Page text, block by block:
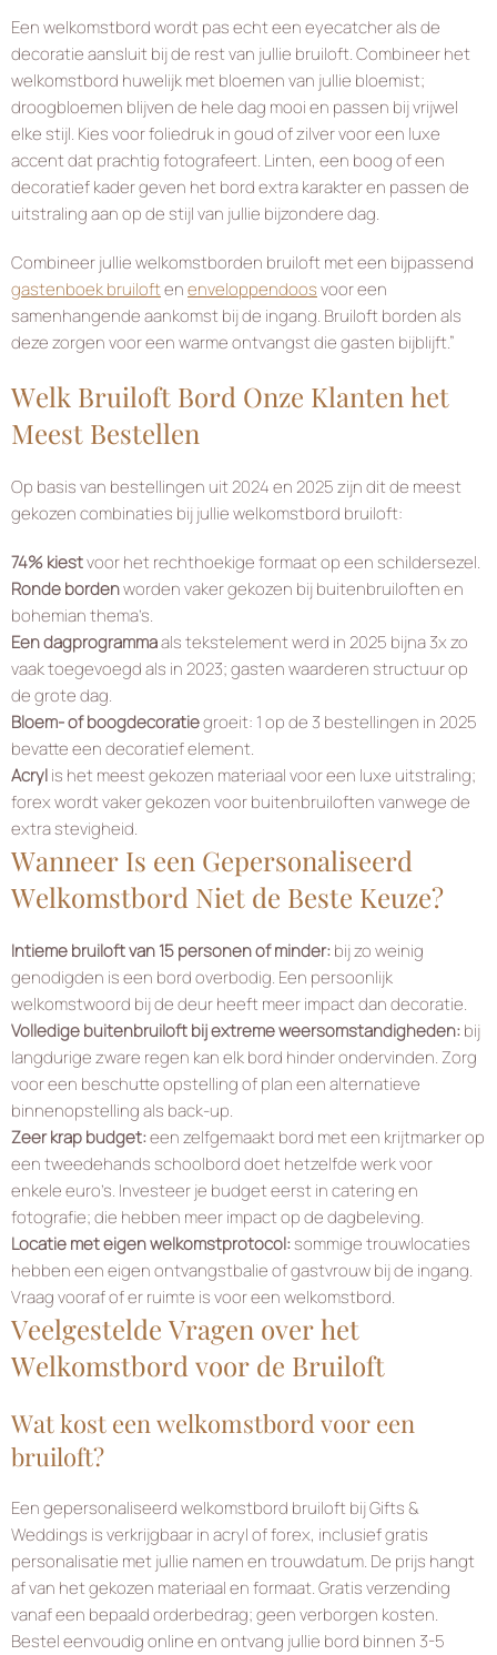
Een welkomstbord wordt pas echt een eyecatcher als de
decoratie aansluit bij de rest van jullie bruiloft. Combineer het
welkomstbord huwelijk met bloemen van jullie bloemist;
droogbloemen blijven de hele dag mooi en passen bij vrijwel
elke stijl. Kies voor foliedruk in goud of zilver voor een luxe
accent dat prachtig fotografeert. Linten, een boog of een
decoratief kader geven het bord extra karakter en passen de
uitstraling aan op de stijl van jullie bijzondere dag.
Combineer jullie welkomstborden bruiloft met een bijpassend
gastenboek bruiloftenenveloppendoosvoor een
samenhangende aankomst bij de ingang. Bruiloft borden als
deze zorgen voor een warme ontvangst die gasten bijblijft.”
Welk Bruiloft Bord Onze Klanten het
Meest Bestellen
Op basis van bestellingen uit 2024 en 2025 zijn dit de meest
gekozen combinaties bij jullie welkomstbord bruiloft:
74% kiestvoor het rechthoekige formaat op een schildersezel.
Ronde bordenworden vaker gekozen bij buitenbruiloften en
bohemian thema’s.
Een dagprogrammaals tekstelement werd in 2025 bijna 3x zo
vaak toegevoegd als in 2023; gasten waarderen structuur op
de grote dag.
Bloem- of boogdecoratiegroeit: 1 op de 3 bestellingen in 2025
bevatte een decoratief element.
Acrylis het meest gekozen materiaal voor een luxe uitstraling;
forex wordt vaker gekozen voor buitenbruiloften vanwege de
extra stevigheid.
Wanneer Is een Gepersonaliseerd
Welkomstbord Niet de Beste Keuze?
Intieme bruiloft van 15 personen of minder:bij zo weinig
genodigden is een bord overbodig. Een persoonlijk
welkomstwoord bij de deur heeft meer impact dan decoratie.
Volledige buitenbruiloft bij extreme weersomstandigheden:bij
langdurige zware regen kan elk bord hinder ondervinden. Zorg
voor een beschutte opstelling of plan een alternatieve
binnenopstelling als back-up.
Zeer krap budget:een zelfgemaakt bord met een krijtmarker op
een tweedehands schoolbord doet hetzelfde werk voor
enkele euro’s. Investeer je budget eerst in catering en
fotografie; die hebben meer impact op de dagbeleving.
Locatie met eigen welkomstprotocol:sommige trouwlocaties
hebben een eigen ontvangstbalie of gastvrouw bij de ingang.
Vraag vooraf of er ruimte is voor een welkomstbord.
Veelgestelde Vragen over het
Welkomstbord voor de Bruiloft
Wat kost een welkomstbord voor een
bruiloft?
Een gepersonaliseerd welkomstbord bruiloft bij Gifts &
Weddings is verkrijgbaar in acryl of forex, inclusief gratis
personalisatie met jullie namen en trouwdatum. De prijs hangt
af van het gekozen materiaal en formaat. Gratis verzending
vanaf een bepaald orderbedrag; geen verborgen kosten.
Bestel eenvoudig online en ontvang jullie bord binnen 3-5